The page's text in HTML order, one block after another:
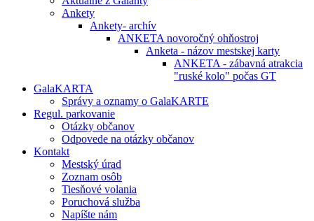
Ankety
Ankety- archív
ANKETA novoročný ohňostroj
Anketa - názov mestskej karty
ANKETA - zábavná atrakcia
"ruské kolo" počas GT
GalaKARTA
Správy a oznamy o GalaKARTE
Regul. parkovanie
Otázky občanov
Odpovede na otázky občanov
Kontakt
Mestský úrad
Zoznam osôb
Tiesňové volania
Poruchová služba
Napíšte nám